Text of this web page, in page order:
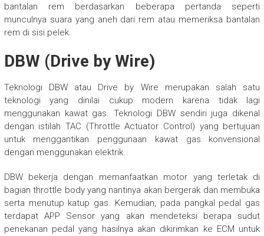
bantalan rem berdasarkan beberapa pertanda seperti
munculnya suara yang aneh dari rem atau memeriksa bantalan
rem di sisi pelek.
DBW (Drive by Wire)
Teknologi DBW atau Drive by Wire merupakan salah satu
teknologi yang dinilai cukup modern karena tidak lagi
menggunakan kawat gas. Teknologi DBW sendiri juga dikenal
dengan istilah TAC (Throttle Actuator Control) yang bertujuan
untuk menggantikan penggunaan kawat gas konvensional
dengan menggunakan elektrik.
DBW bekerja dengan memanfaatkan motor yang terletak di
bagian throttle body yang nantinya akan bergerak dan membuka
serta menutup katup gas. Kemudian, pada pangkal pedal gas
terdapat APP Sensor yang akan mendeteksi berapa sudut
penekanan pedal yang hasilnya akan dikirimkan ke ECM untuk